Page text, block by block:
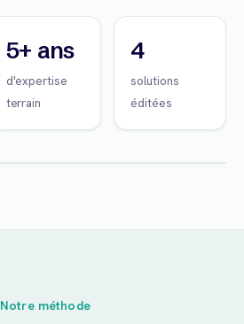
5+ ans
d'expertise
terrain
4
solutions
éditées
Notre méthode